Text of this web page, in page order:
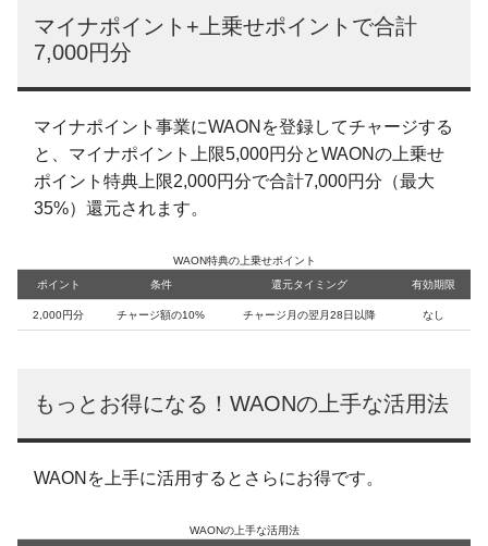
マイナポイント+上乗せポイントで合計
7,000円分
マイナポイント事業にWAONを登録してチャージする
と、マイナポイント上限5,000円分とWAONの上乗せ
ポイント特典上限2,000円分で合計7,000円分（最大
35%）還元されます。
WAON特典の上乗せポイント
ポイント
条件 還元タイミング 有効期限
2,000円分 チャージ額の10% チャージ月の翌月28日以降 なし
もっとお得になる！WAONの上手な活用法
WAONを上手に活用するとさらにお得です。
WAONの上手な活用法